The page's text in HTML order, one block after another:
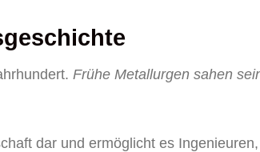
Frühe Metallurgen sahen
dar und ermöglicht es Ingenieuren,